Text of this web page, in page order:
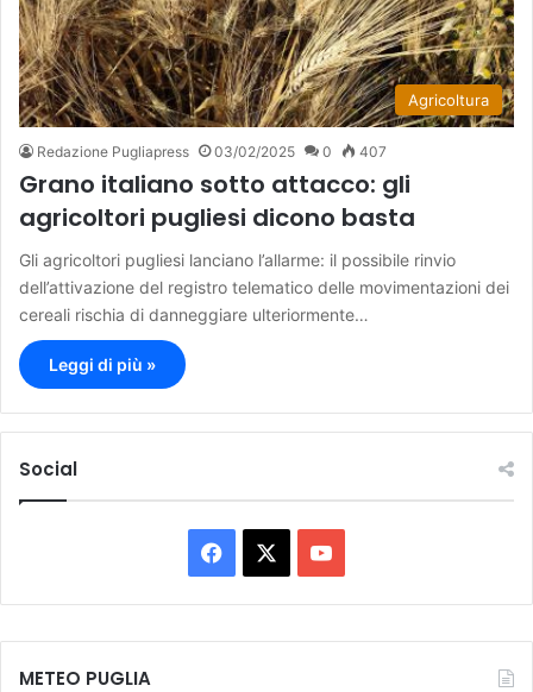
Agricoltura
Redazione Pugliapress 03/02/2025 0 407
Grano italiano sotto attacco: gli
agricoltori pugliesi dicono basta
Gli agricoltori pugliesi lanciano l’allarme: il possibile rinvio
dell’attivazione del registro telematico delle movimentazioni dei
cereali rischia di danneggiare ulteriormente…
Leggi di più »
Social
a
c
o
u
METEO PUGLIA